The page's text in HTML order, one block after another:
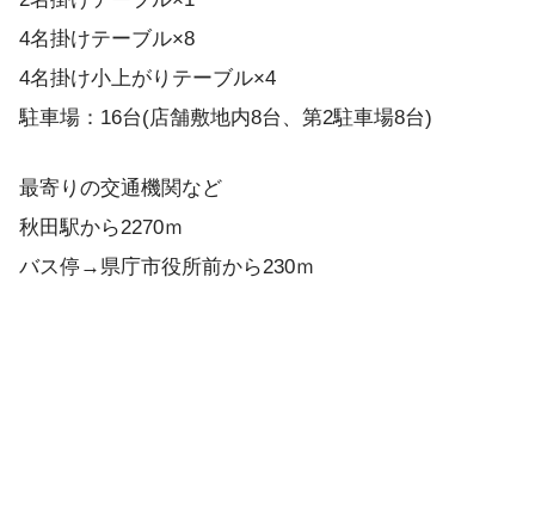
4名掛けテーブル×8
4名掛け小上がりテーブル×4
駐車場：16台(店舗敷地内8台、第2駐車場8台)
最寄りの交通機関など
秋田駅から2270ｍ
バス停→県庁市役所前から230ｍ